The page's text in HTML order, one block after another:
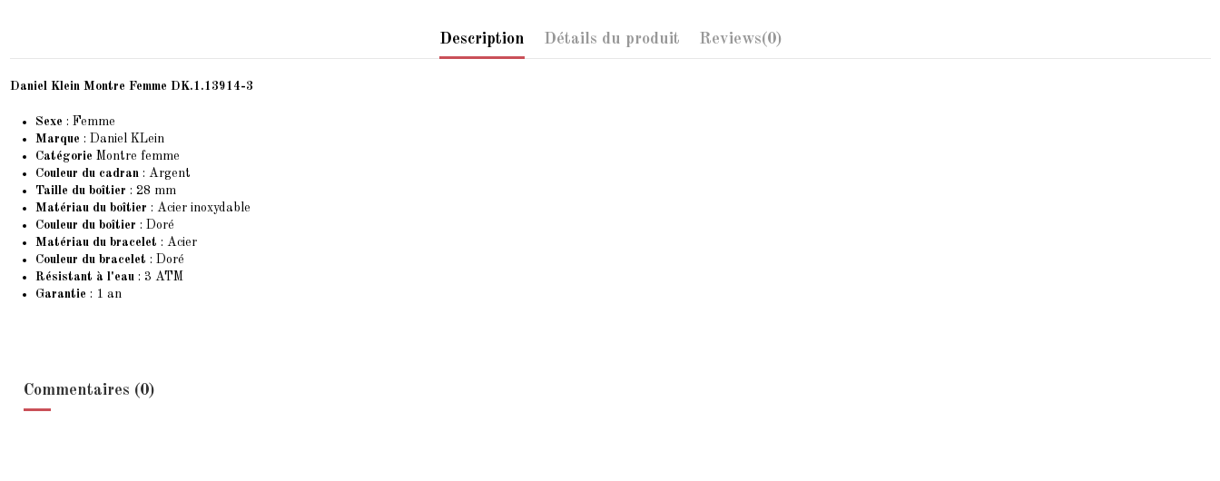
Description Détails du produit Reviews(0)
Daniel Klein Montre Femme DK.1.13914-3
Sexe : Femme
Marque : Daniel KLein
Catégorie Montre femme
Couleur du cadran: Argent
Taille du boîtier : 28 mm
Matériau du boîtier : Acier inoxydable
Couleur du boîtier : Doré
Matériau du bracelet : Acier
Couleur du bracelet : Doré
Résistant à l'eau: 3 ATM
Garantie : 1 an
Commentaires (0)